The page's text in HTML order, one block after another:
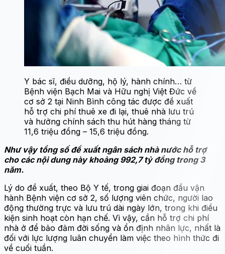
Y bác sĩ, điều dưỡng, hộ lý, hành chính… từ
Bệnh viện Bạch Mai và Hữu nghị Việt Đức về
cơ sở 2 tại Ninh Bình công tác được đề xuất
hỗ trợ chi phí thuê xe đi lại, thuê nhà lưu trú
và hưởng chính sách thu hút hàng tháng từ
11,6 triệu đồng – 15,6 triệu đồng.
Như vậy tổng số đề xuất ngân sách nhà nước hỗ trợ
cho các nội dung này khoảng 992,7 tỷ đồng trong 3
năm.
Lý do đề xuất, theo Bộ Y tế, trong giai đoạn đầu vận
hành Bệnh viện cơ sở 2, số lượng viên chức, người lao
động thường trực và lưu trú dài ngày lớn, trong khi điều
kiện sinh hoạt còn hạn chế. Vì vậy, cần hỗ trợ chi phí
nhà ở để bảo đảm đời sống và ổn định nhân lực, nhất là
đối với lực lượng luân chuyển làm việc theo hình thức đi
về cuối tuần.